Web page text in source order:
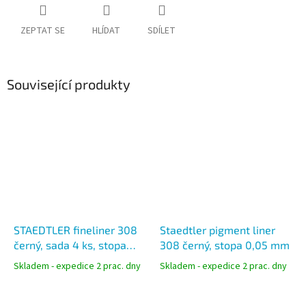
ZEPTAT SE HLÍDAT SDÍLET
Související produkty
STAEDTLER fineliner 308
černý, sada 4 ks, stopa
0,1–0,7 mm, stojánková
Skladem - expedice 2 prac. dny
Staedtler pigment liner
308 černý, stopa 0,05 mm
Skladem - expedice 2 prac. dny